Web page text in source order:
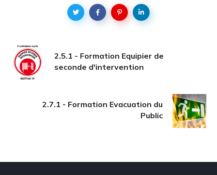
2.5.1 - Formation Equipier de
seconde d'intervention
2.7.1 - Formation Evacuation du
Public